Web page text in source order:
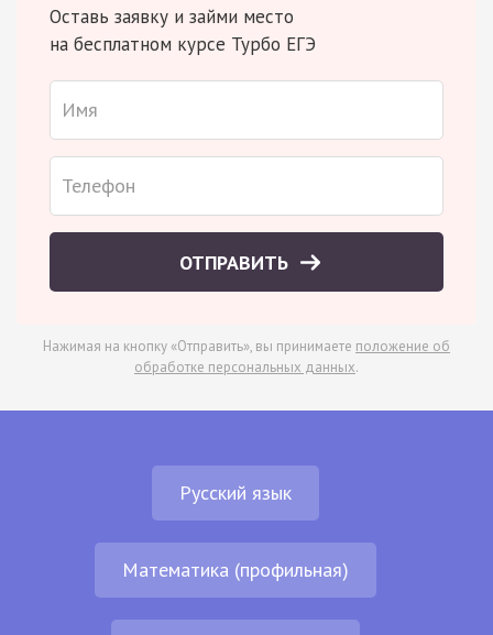
Оставь заявку и займи место
на бесплатном курсе Турбо ЕГЭ
ОТПРАВИТЬ
Нажимая на кнопку «Отправить», вы принимаете положение об
обработке персональных данных.
Русский язык
Математика (профильная)